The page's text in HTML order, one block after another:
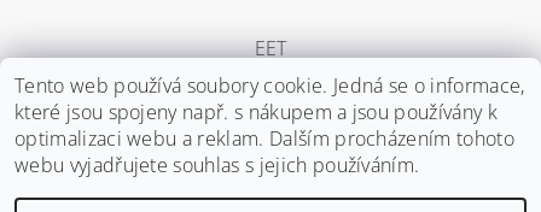
EET
2026 ©Japa Foods s.r.o. , všechna práva vyhrazenaUpravit nastavení cookies
Vytvořil Shoptet
Tento web používá soubory cookie. Jedná se o informace,
které jsou spojeny např. s nákupem a jsou používány k
optimalizaci webu a reklam. Dalším procházením tohoto
webu vyjadřujete souhlas s jejich používáním.